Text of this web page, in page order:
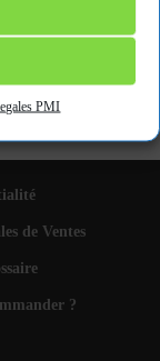
PMI
de Ventes
?